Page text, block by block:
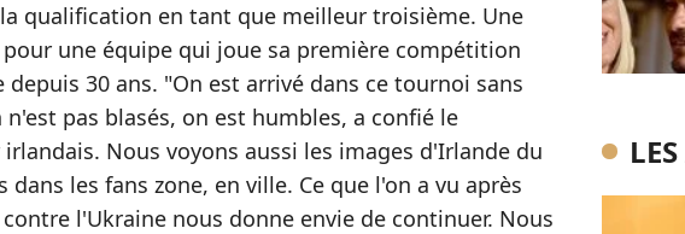
qualification en tant que meilleur troisième. Une
une équipe qui joue sa première compétition
30 ans. "On est arrivé dans ce tournoi sans
pas blasés, on est humbles, a confié le
Nous voyons aussi les images d'Irlande du
dans les fans zone, en ville. Ce que l'on a vu après
l'Ukraine nous donne envie de continuer. Nous